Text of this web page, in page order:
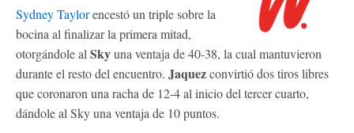
Sydney Taylorencestó un triple sobre la
bocina al finalizar la primera mitad,
otorgándole alSkyuna ventaja de 40-38, la cual mantuvieron
durante el resto del encuentro. Jaquezconvirtió dos tiros libres
que coronaron una racha de 12-4 al inicio del tercer cuarto,
dándole al Sky una ventaja de 10 puntos.